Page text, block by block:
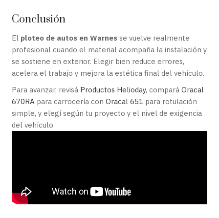
Conclusión
El ploteo de autos en Warnes se vuelve realmente
profesional cuando el material acompaña la instalación y
se sostiene en exterior. Elegir bien reduce errores,
acelera el trabajo y mejora la estética final del vehículo.
Para avanzar, revisá Productos Helioday, compará Oracal
670RA para carrocería con Oracal 651 para rotulación
simple, y elegí según tu proyecto y el nivel de exigencia
del vehículo.